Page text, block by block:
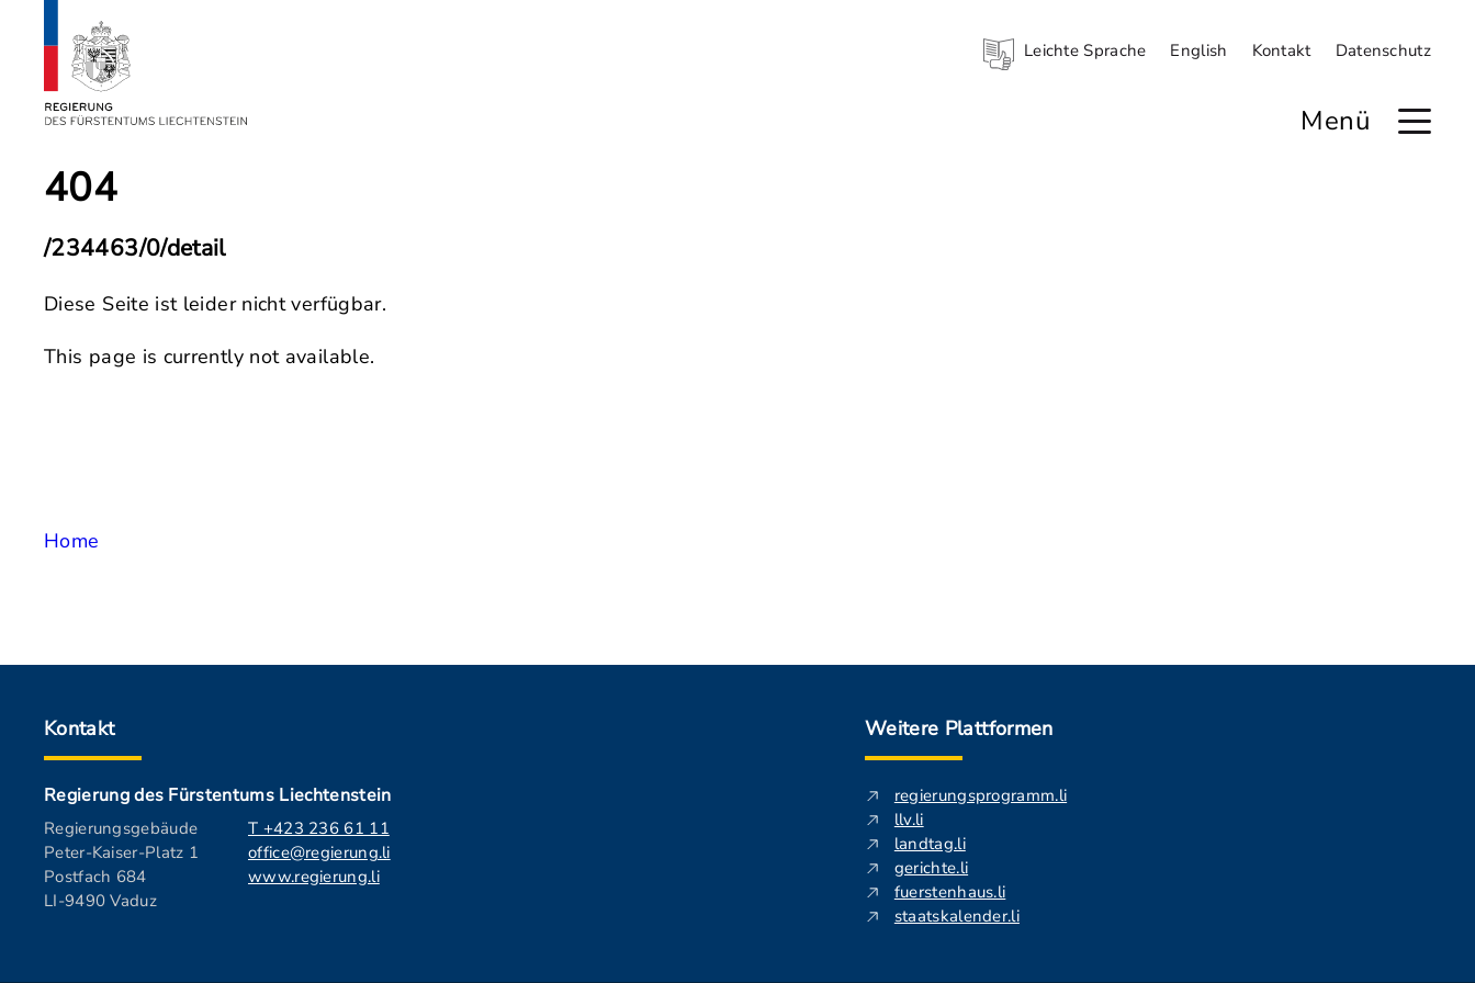
Leichte Sprache English Kontakt Datenschutz
Menü
404
/234463/0/detail
Diese Seite ist leider nicht verfügbar.
This page is currently not available.
Home
Kontakt
Regierung des Fürstentums Liechtenstein
Regierungsgebäude
Peter-Kaiser-Platz 1
Postfach 684
LI-9490 Vaduz
T +423 236 61 11
office@regierung.li
www.regierung.li
Weitere Plattformen
regierungsprogramm.li
llv.li
landtag.li
gerichte.li
fuerstenhaus.li
staatskalender.li